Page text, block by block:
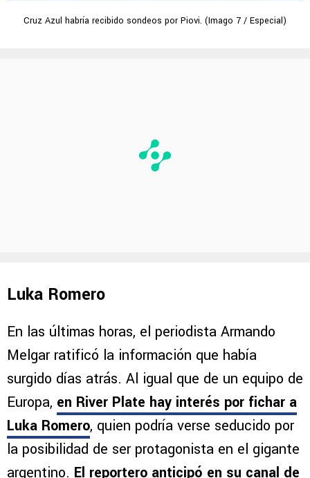
Cruz Azul habría recibido sondeos por Piovi. (Imago 7 / Especial)
Luka Romero
En las últimas horas, el periodista Armando
Melgar ratificó la información que había
surgido días atrás. Al igual que de un equipo de
Europa, en River Plate hay interés por fichar a
Luka Romero, quien podría verse seducido por
la posibilidad de ser protagonista en el gigante
argentino. El reportero anticipó en su canal de